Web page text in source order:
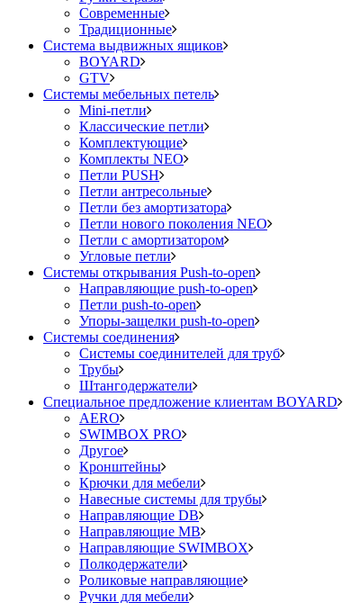
Современные
Традиционные
Система выдвижных ящиков
BOYARD
GTV
Системы мебельных петель
Mini-петли
Классические петли
Комплектующие
Комплекты NEO
Петли PUSH
Петли антресольные
Петли без амортизатора
Петли нового поколения NEO
Петли с амортизатором
Угловые петли
Системы открывания Push-to-open
Направляющие push-to-open
Петли push-to-open
Упоры-защелки push-to-open
Системы соединения
Системы соединителей для труб
Трубы
Штангодержатели
Специальное предложение клиентам BOYARD
AERO
SWIMBOX PRO
Другое
Кронштейны
Крючки для мебели
Навесные системы для трубы
Направляющие DB
Направляющие MB
Направляющие SWIMBOX
Полкодержатели
Роликовые направляющие
Ручки для мебели